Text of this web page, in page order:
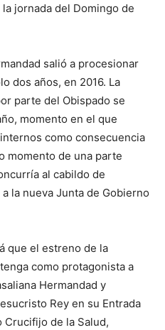
jornada del Domingo de
salió a procesionar
dos años, en 2016. La
parte del Obispado se
momento en el que
como consecuencia
momento de una parte
al cabildo de
la nueva Junta de Gobierno
que el estreno de la
como protagonista a
Hermandad y
Rey en su Entrada
Crucifijo de la Salud,